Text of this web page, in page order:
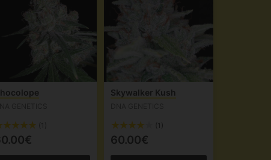
(1)
Skywalker Kush
(1)
60.00€